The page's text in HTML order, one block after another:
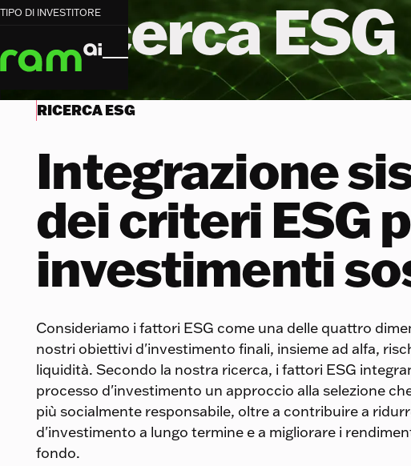
TIPO DI INVESTITORE
Ricerca ESG
RICERCA ESG
Integrazione
dei criteri ESG
investimenti
Consideriamo i fattori ESG come una delle quattro
nostri obiettivi d'investimento finali, insieme ad alfa,
liquidità. Secondo la nostra ricerca, i fattori ESG
processo d'investimento un approccio alla selezione
più socialmente responsabile, oltre a contribuire a
d'investimento a lungo termine e a migliorare i
fondo.